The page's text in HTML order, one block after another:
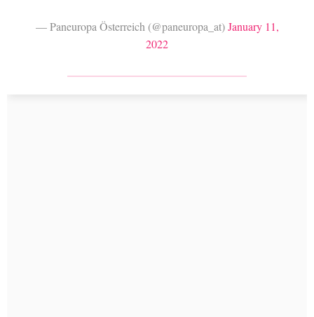
— Paneuropa Österreich (@paneuropa_at)January 11,
2022